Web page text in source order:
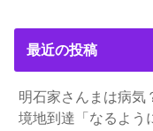
最近の投稿
明石家さんまは病気
境地到達「なるよう